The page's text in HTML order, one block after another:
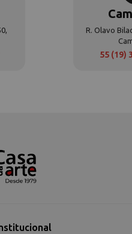
R. Olavo
55 (19)